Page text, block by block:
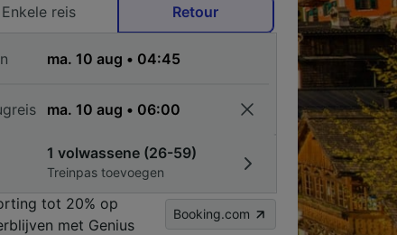
Enkele reis
Retour
1 volwassene (26-59)
Treinpas toevoegen
tot 20% op
met Genius
Booking.com